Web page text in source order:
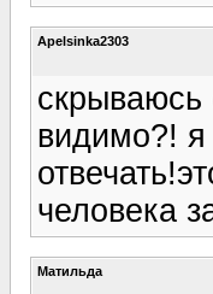
Apelsinka2303
скрываюсь
видимо?! я
человека
Матильда